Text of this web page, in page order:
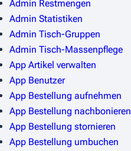
Admin Restmengen
Admin Statistiken
Admin Tisch-Gruppen
Admin Tisch-Massenpflege
App Artikel verwalten
App Benutzer
App Bestellung aufnehmen
App Bestellung nachbonieren
App Bestellung stornieren
App Bestellung umbuchen